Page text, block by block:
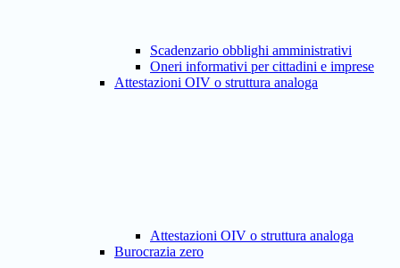
Scadenzario obblighi amministrativi
Oneri informativi per cittadini e imprese
Attestazioni OIV o struttura analoga
Attestazioni OIV o struttura analoga
Burocrazia zero